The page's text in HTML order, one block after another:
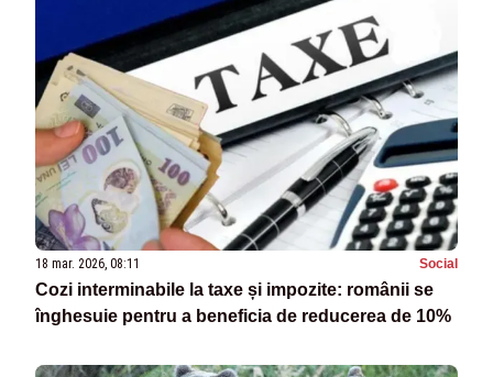
18 mar. 2026, 08:11 Social
Cozi interminabile la taxe și impozite: românii se
înghesuie pentru a beneficia de reducerea de 10%